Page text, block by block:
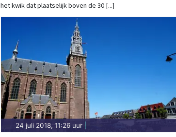
het kwik dat plaatselijk boven de 30 [...]
24 juli 2018, 11:26 uur|